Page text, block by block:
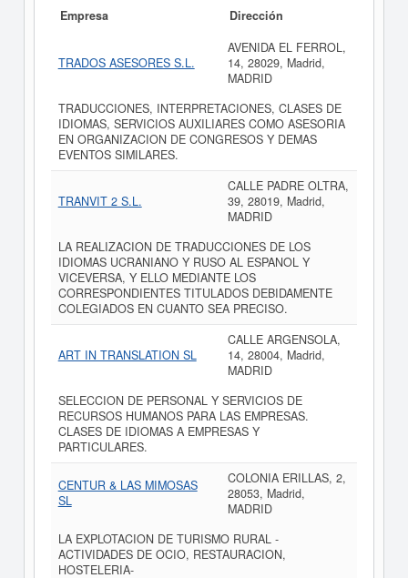
Empresa Dirección
TRADOS ASESORES S.L.
AVENIDA EL FERROL,
14, 28029, Madrid,
MADRID
TRADUCCIONES, INTERPRETACIONES, CLASES DE
IDIOMAS, SERVICIOS AUXILIARES COMO ASESORIA
EN ORGANIZACION DE CONGRESOS Y DEMAS
EVENTOS SIMILARES.
TRANVIT 2 S.L.
CALLE PADRE OLTRA,
39, 28019, Madrid,
MADRID
LA REALIZACION DE TRADUCCIONES DE LOS
IDIOMAS UCRANIANO Y RUSO AL ESPANOL Y
VICEVERSA, Y ELLO MEDIANTE LOS
CORRESPONDIENTES TITULADOS DEBIDAMENTE
COLEGIADOS EN CUANTO SEA PRECISO.
ART IN TRANSLATION SL
CALLE ARGENSOLA,
14, 28004, Madrid,
MADRID
SELECCION DE PERSONAL Y SERVICIOS DE
RECURSOS HUMANOS PARA LAS EMPRESAS.
CLASES DE IDIOMAS A EMPRESAS Y
PARTICULARES.
CENTUR & LAS MIMOSAS
SL
COLONIA ERILLAS, 2,
28053, Madrid,
MADRID
LA EXPLOTACION DE TURISMO RURAL -
ACTIVIDADES DE OCIO, RESTAURACION,
HOSTELERIA-